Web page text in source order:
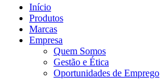
Início
Produtos
Marcas
Empresa
Quem Somos
Gestão e Ética
Oportunidades de Emprego